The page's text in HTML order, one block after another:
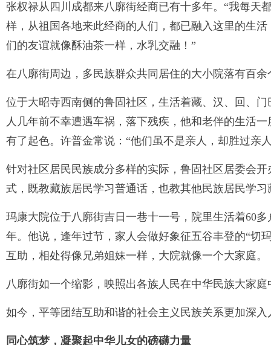
张权禄从四川成都来八廓街经商已有十多年。“我每天
样，从祖国各地来此经商的人们，都已融入这里的生
们的友谊就像酥油茶一样，水乳交融！”
在八廓街周边，多民族群众共同居住的大小院落有百
位于大昭寺西南侧的鲁固社区，生活着藏、汉、回、
人几年前不幸遭遇车祸，落下残疾，他和老伴的生活
有了起色。许普金常说：“他们虽不是亲人，却胜过亲
针对社区居民民族成分多样的实际，鲁固社区居委会
式，既教藏族居民学习普通话，也教其他民族居民学
玛康大院位于八廓街吉日一巷十一号，院里生活着60
年。他说，逢年过节，家人会做好象征五谷丰登的“切
互助，相处得像兄弟姐妹一样，大院就像一个大家庭。
八廓街如一个缩影，映照出各族人民在中华民族大家
如今，平等团结互助和谐的社会主义民族关系更加深
同心筑梦，凝聚起中华儿女的磅礴力量